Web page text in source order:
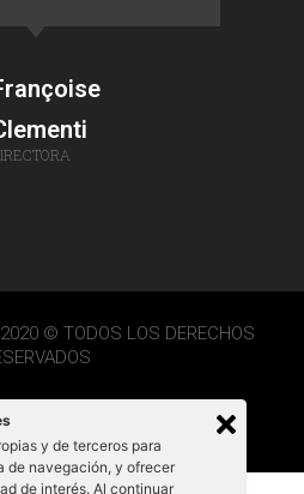
y de terceros para
de navegación, y ofrecer
de interés. Al continuar
© TODOS LOS DERECHOS